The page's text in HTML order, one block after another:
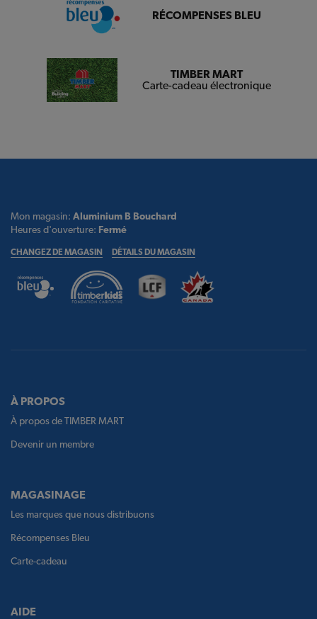
RÉCOMPENSES BLEU
TIMBER MART
Carte-cadeau électronique
Mon magasin: Aluminium B Bouchard
Heures d'ouverture: Fermé
CHANGEZ DE MAGASIN DÉTAILS DU MAGASIN
À PROPOS
À propos de TIMBER MART
Devenir un membre
MAGASINAGE
Les marques que nous distribuons
Récompenses Bleu
Carte-cadeau
AIDE